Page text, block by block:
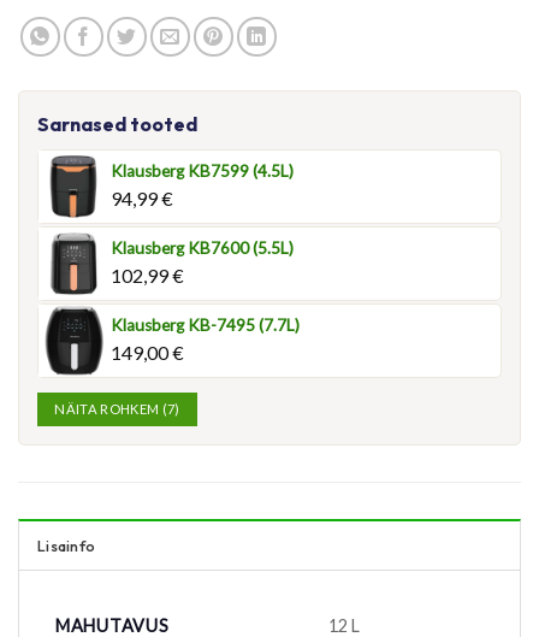
Sarnased tooted
Klausberg KB7599 (4.5L)
94,99€
Klausberg KB7600 (5.5L)
102,99€
Klausberg KB-7495 (7.7L)
149,00€
NÄITA ROHKEM (7)
Lisainfo
MAHUTAVUS
12 L